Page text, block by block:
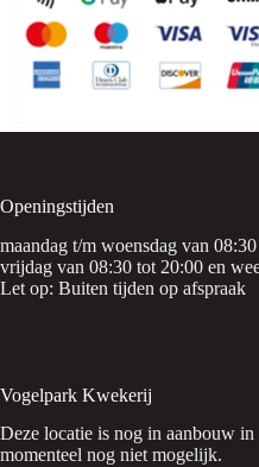
Openingstijden
maandag t/m woensdag van
vrijdag van 08:30 tot 20:00 en
Let op: Buiten tijden op afspraak
Vogelpark Kwekerij
Deze locatie is nog in aanbouw
momenteel nog niet mogelijk.